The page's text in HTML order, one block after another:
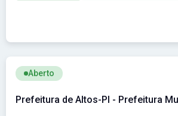
Ver concurso: Prefeitura de Altos-PI
Aberto
Prefeitura de Altos-PI - Prefeitura